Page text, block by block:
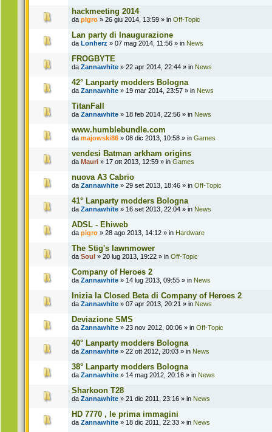
hackmeeting 2014
da pigro » 26 giu 2014, 13:59 » in Off-Topic
Lan party di Inaugurazione
da Lonherz » 07 mag 2014, 11:56 » in News
FROGBYTE
da Zannawhite » 22 apr 2014, 22:44 » in News
42° Lanparty modders Bologna
da Zannawhite » 19 mar 2014, 23:57 » in News
TitanFall
da Zannawhite » 18 feb 2014, 22:56 » in News
www.humblebundle.com
da majowski86 » 08 dic 2013, 10:58 » in Games
vendesi Batman arkham origins
da Mauri » 17 ott 2013, 12:59 » in Games
nuova A3 Cabrio
da Zannawhite » 29 set 2013, 18:46 » in Off-Topic
41° Lanparty modders Bologna
da Zannawhite » 16 set 2013, 22:04 » in News
ADSL - Ehiweb
da pigro » 28 ago 2013, 14:12 » in Hardware
The Stig's lawnmower
da Soul » 20 lug 2013, 19:22 » in Off-Topic
Company of Heroes 2
da Zannawhite » 14 lug 2013, 09:55 » in News
Inizia la Closed Beta di Company of Heroes 2
da Zannawhite » 07 apr 2013, 20:21 » in News
Deviazione SMS
da Zannawhite » 23 nov 2012, 00:06 » in Off-Topic
40° Lanparty modders Bologna
da Zannawhite » 22 ott 2012, 20:03 » in News
38° Lanparty modders Bologna
da Zannawhite » 14 mag 2012, 20:16 » in News
Sharkoon T28
da Zannawhite » 21 dic 2011, 23:16 » in News
HD 7770 , le prima immagini
da Zannawhite » 18 dic 2011, 22:33 » in News